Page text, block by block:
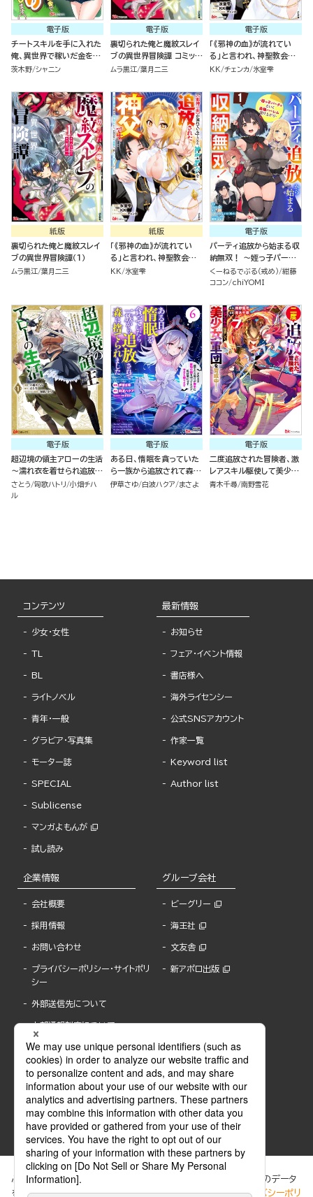
電子版
チートスキルを手に入れた
俺、異世界で稼いだ金を元
に日本の田舎でのんびり過
版）
茨木野 シャニン
電子版
裏切られた俺と魔紋スレイ
ブの異世界冒険譚 コミック
版 （1）
ムラ黒江 葉月二三
電子版
「《邪神の血》が流れてい
る」と言われ、神聖教会を
追放された神父です。 ～理
されたら、信仰対象の女神
様も一緒についてきちゃい
ました～ コミック版 （1）
KK チェンカ 氷室雫
紙版
裏切られた俺と魔紋スレイ
ブの異世界冒険譚（１）
ムラ黒江 葉月二三
紙版
「《邪神の血》が流れてい
る」と言われ、神聖教会を
追放された神父です。 ～理
様も一緒についてきちゃい
ました～ （１）
KK 氷室雫
電子版
パーティ追放から始まる収
納無双！ ～姪っ子パーテ
ィといく最強ハーレム成り
上がり～ コミック版（分冊
くーねるでぶる（戒め） 紺藤
ココン chiYOMI
電子版
超辺境の領主アローの生活
～濡れ衣を着せられ追放さ
れましたが、二人の女神と
新生活を送ります～ コミッ
さとう 匈歌ハトリ 小畑チハ
ル
電子版
ある日、惰眠を貪っていた
ら一族から追放されて森に
捨てられました そのまま
伊草さゆ 白波ハクア まさよ
電子版
二度追放された冒険者、激
レアスキル駆使して美少女
軍団を育成中！ コミック版
青木千尋 南野雪花
コンテンツ
少女・女性
TL
BL
ライトノベル
青年・一般
グラビア・写真集
モーター誌
SPECIAL
Sublicense
マンガよもんが
試し読み
最新情報
お知らせ
フェア・イベント情報
書店様へ
海外ライセンシー
公式SNSアカウント
作家一覧
Keyword list
Author list
企業情報
会社概要
採用情報
お問い合わせ
プライバシーポリシー・サイトポリ
シー
外部送信先について
内部通報制度について
グループ会社
ビーグリー
海王社
文友舎
新アポロ出版
ぶんか社が運営するサイトでは、利便性向上のためにCookie等のデータ
を使用しています。 当社のCookieについての詳細は、「プライバシーポリ